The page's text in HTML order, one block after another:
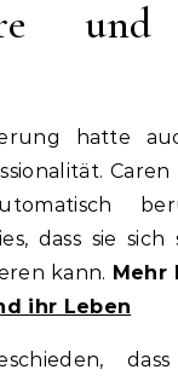
und
hatte
Caren
dass sie
kann. Mehr
ihr Leben